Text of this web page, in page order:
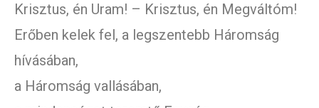
Krisztus, én Uram! – Krisztus, én Megváltóm!
Erőben kelek fel, a legszentebb Háromság
hívásában,
a Háromság vallásában,